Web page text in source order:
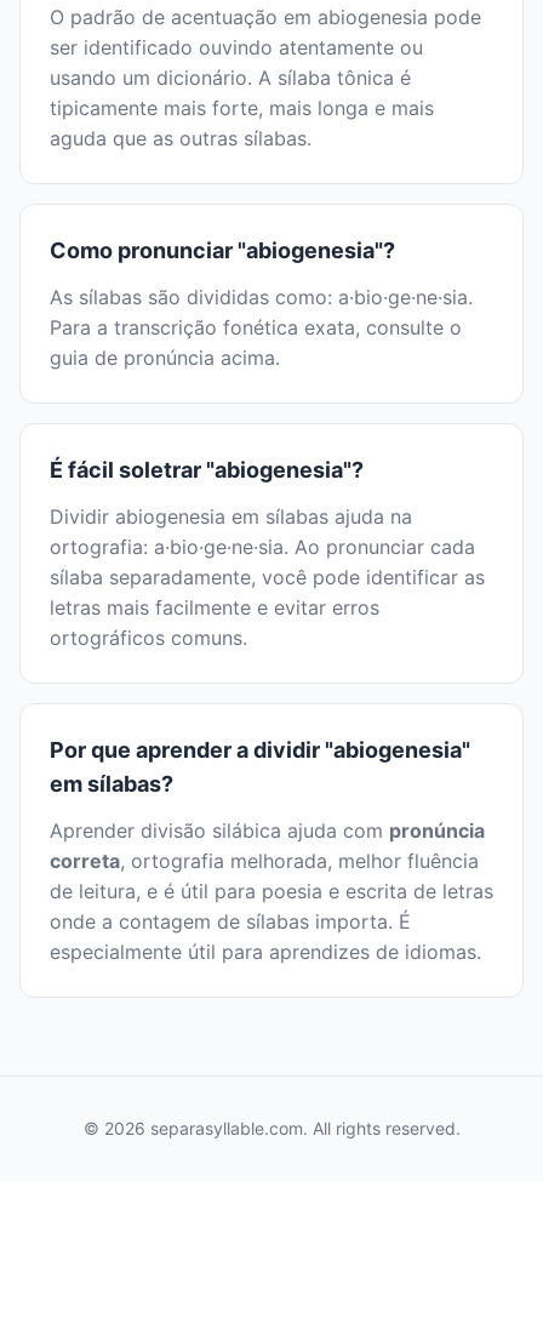
O padrão de acentuação em abiogenesia pode
ser identificado ouvindo atentamente ou
usando um dicionário. A sílaba tônica é
tipicamente mais forte, mais longa e mais
aguda que as outras sílabas.
Como pronunciar "abiogenesia"?
As sílabas são divididas como: a·bio·ge·ne·sia.
Para a transcrição fonética exata, consulte o
guia de pronúncia acima.
É fácil soletrar "abiogenesia"?
Dividir abiogenesia em sílabas ajuda na
ortografia: a·bio·ge·ne·sia. Ao pronunciar cada
sílaba separadamente, você pode identificar as
letras mais facilmente e evitar erros
ortográficos comuns.
Por que aprender a dividir "abiogenesia"
em sílabas?
Aprender divisão silábica ajuda com pronúncia
correta, ortografia melhorada, melhor fluência
de leitura, e é útil para poesia e escrita de letras
onde a contagem de sílabas importa. É
especialmente útil para aprendizes de idiomas.
© 2026 separasyllable.com. All rights reserved.